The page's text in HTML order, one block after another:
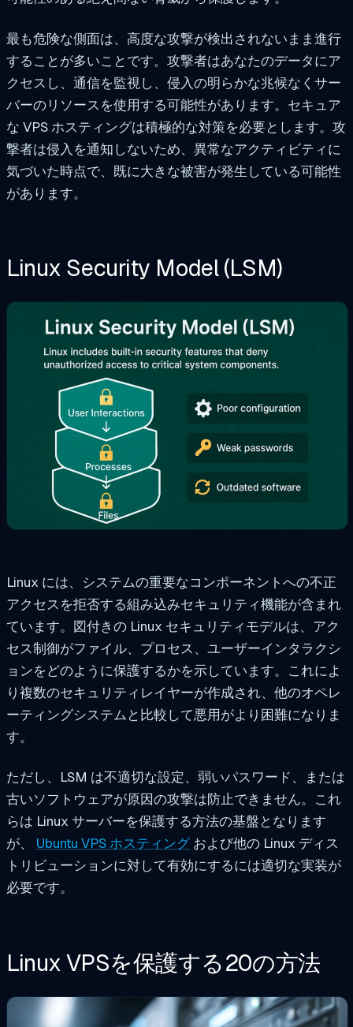
最も危険な側面は、高度な攻撃が検出されないまま進行
することが多いことです。攻撃者はあなたのデータにア
クセスし、通信を監視し、侵入の明らかな兆候なくサー
バーのリソースを使用する可能性があります。セキュア
な VPS ホスティングは積極的な対策を必要とします。攻
撃者は侵入を通知しないため、異常なアクティビティに
気づいた時点で、既に大きな被害が発生している可能性
があります。
Linux Security Model (LSM)
Linux には、システムの重要なコンポーネントへの不正
アクセスを拒否する組み込みセキュリティ機能が含まれ
ています。図付きの Linux セキュリティモデルは、アク
セス制御がファイル、プロセス、ユーザーインタラクシ
ョンをどのように保護するかを示しています。これによ
り複数のセキュリティレイヤーが作成され、他のオペレ
ーティングシステムと比較して悪用がより困難になりま
す。
ただし、LSM は不適切な設定、弱いパスワード、または
古いソフトウェアが原因の攻撃は防止できません。これ
らは Linux サーバーを保護する方法の基盤となります
が、
Ubuntu VPS ホスティングおよび他の Linux ディス
トリビューションに対して有効にするには適切な実装が
必要です。
Linux VPSを保護する20の方法